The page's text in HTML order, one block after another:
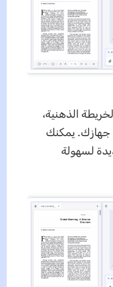
الذهنية،
جهازك. يمكنك
لسهولة